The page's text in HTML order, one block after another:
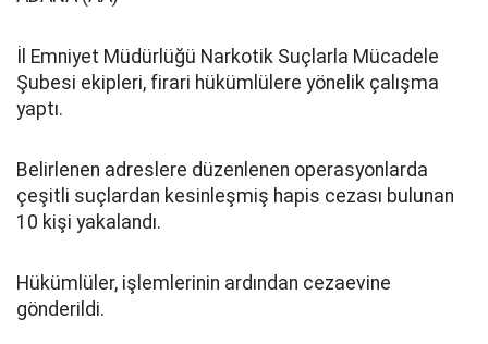
İl Emniyet Müdürlüğü Narkotik Suçlarla Mücadele
Şubesi ekipleri, firari hükümlülere yönelik çalışma
yaptı.
Belirlenen adreslere düzenlenen operasyonlarda
çeşitli suçlardan kesinleşmiş hapis cezası bulunan
10 kişi yakalandı.
Hükümlüler, işlemlerinin ardından cezaevine
gönderildi.​​​​​